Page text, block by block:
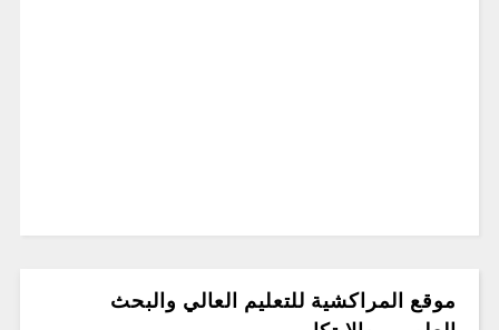
موقع المراكشية للتعليم العالي والبحث